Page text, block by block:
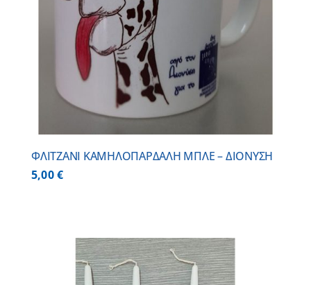
ΦΛΙΤΖΑΝΙ ΚΑΜΗΛΟΠΑΡΔΑΛΗ ΜΠΛΕ – ΔΙΟΝΥΣΗ
5,00€